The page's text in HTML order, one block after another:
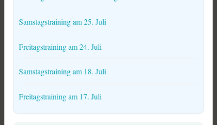
Samstagstraining am 25. Juli
Freitagstraining am 24. Juli
Samstagstraining am 18. Juli
Freitagstraining am 17. Juli